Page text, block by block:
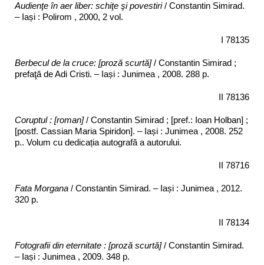
Audienţe în aer liber: schiţe şi povestiri/ Constantin Simirad.
– Iași : Polirom , 2000, 2 vol.
I 78135
Berbecul de la cruce: [proză scurtă]/ Constantin Simirad ;
prefaţă de Adi Cristi. – Iași : Junimea , 2008. 288 p.
II 78136
Coruptul : [roman]/ Constantin Simirad ; [pref.: Ioan Holban] ;
[postf. Cassian Maria Spiridon]. – Iași : Junimea , 2008. 252
p.. Volum cu dedicația autografă a autorului.
II 78716
Fata Morgana / Constantin Simirad. – Iași : Junimea , 2012.
320 p.
II 78134
Fotografii din eternitate : [proză scurtă]/ Constantin Simirad.
– Iași : Junimea , 2009. 348 p.